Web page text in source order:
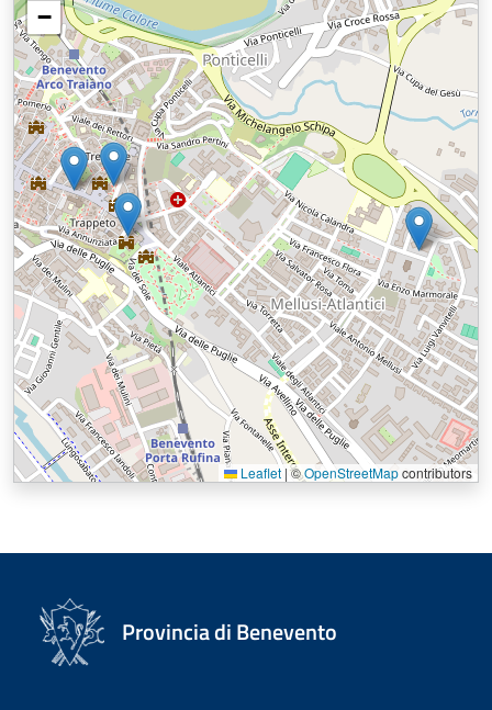
−
Leaflet |©OpenStreetMapcontributors
Provincia di Benevento